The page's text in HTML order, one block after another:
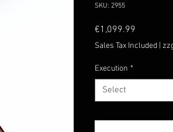
SKU: 2955
€1,099.99
Sales Tax Included
Execution *
Select